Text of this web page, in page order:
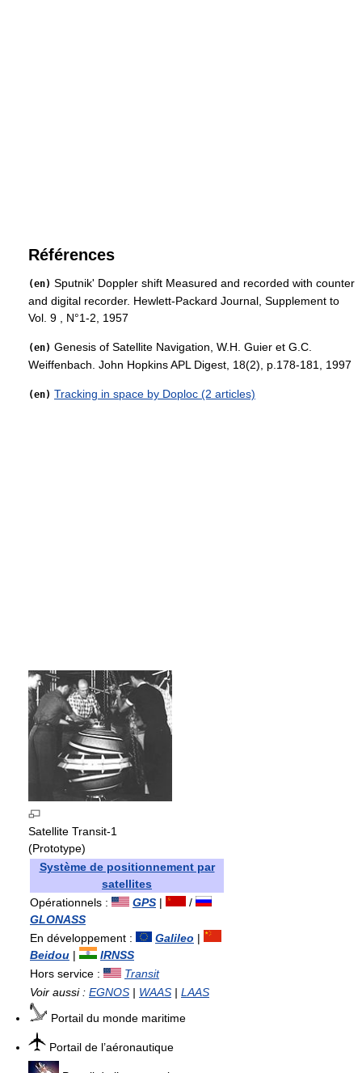
Références
(en) Sputnik' Doppler shift Measured and recorded with counter
and digital recorder. Hewlett-Packard Journal, Supplement to
Vol. 9 , N°1-2, 1957
(en) Genesis of Satellite Navigation, W.H. Guier et G.C.
Weiffenbach. John Hopkins APL Digest, 18(2), p.178-181, 1997
(en) Tracking in space by Doploc (2 articles)
Satellite Transit-1
(Prototype)
Système de positionnement par
satellites
Opérationnels :
GPS |
/
GLONASS
En développement :
Galileo |
Beidou |
IRNSS
Hors service :
Transit
Voir aussi : EGNOS | WAAS | LAAS
Portail du monde maritime
Portail de l’aéronautique